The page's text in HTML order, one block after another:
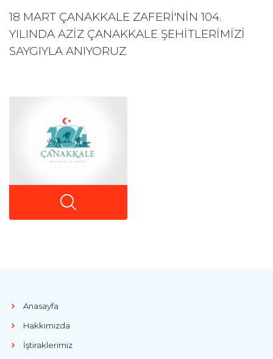
18 MART ÇANAKKALE ZAFERİ'NİN 104.
YILINDA AZİZ ÇANAKKALE ŞEHİTLERİMİZİ
SAYGIYLA ANIYORUZ
Anasayfa
Hakkımızda
İştiraklerimiz